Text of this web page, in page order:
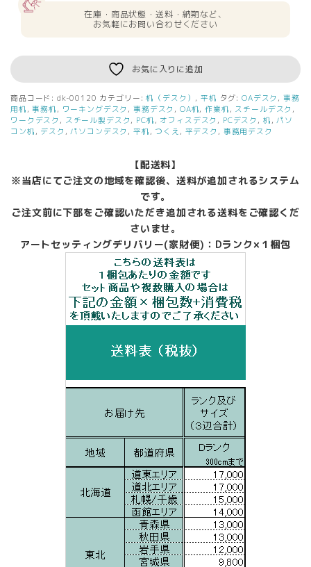
ワ
ー
ク
デ
ス
ク
ス
チ
在庫・商品状態・送料・納期など、
お気軽にお問い合わせください
お気に入りに追加
商品コード: dk-00120 カテゴリー:机（デスク） ,平机 タグ: OAデスク , 事務
用机 ,事務机 , ワーキングデスク ,事務デスク , OA机,作業机 , スチールデスク ,
ワークデスク , スチール製デスク , PC机 , オフィスデスク , PCデスク , 机 ,パソ
コン机 , デスク ,パソコンデスク ,平机 , つくえ , 平デスク , 事務用デスク
【配送料】
※当店にてご注文の地域を確認後、送料が追加されるシステム
です。
ご注文前に下部をご確認いただき追加される送料をご確認くだ
さいませ。
アートセッティングデリバリー(家財便)：Dランク×１梱包